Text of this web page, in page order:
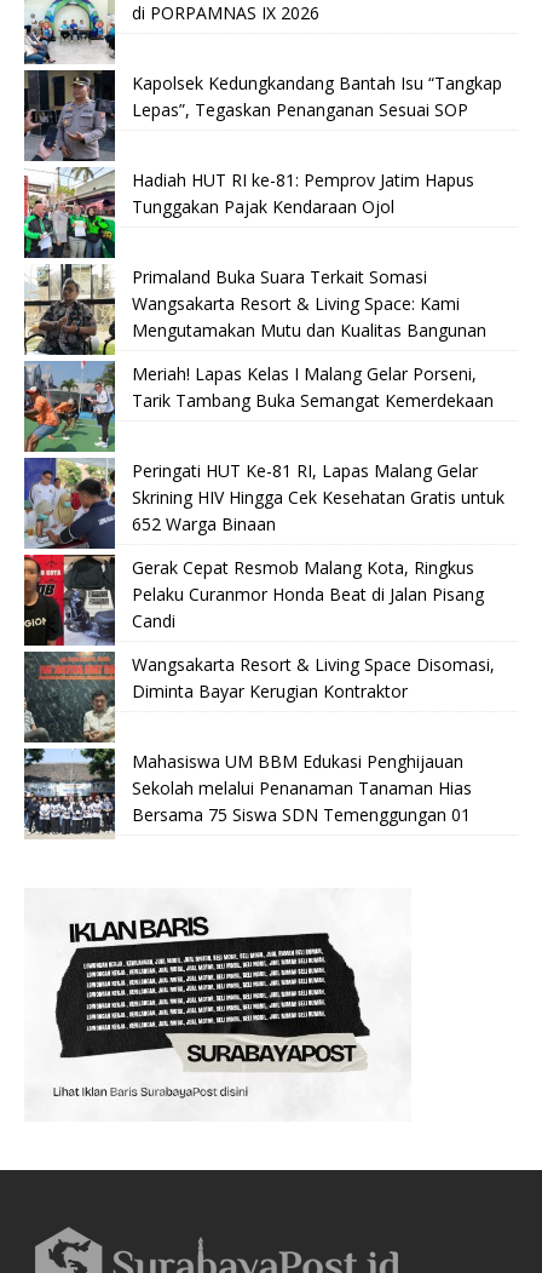
di PORPAMNAS IX 2026
Kapolsek Kedungkandang Bantah Isu “Tangkap
Lepas”, Tegaskan Penanganan Sesuai SOP
Hadiah HUT RI ke-81: Pemprov Jatim Hapus
Tunggakan Pajak Kendaraan Ojol
Primaland Buka Suara Terkait Somasi
Wangsakarta Resort & Living Space: Kami
Mengutamakan Mutu dan Kualitas Bangunan
Meriah! Lapas Kelas I Malang Gelar Porseni,
Tarik Tambang Buka Semangat Kemerdekaan
Peringati HUT Ke-81 RI, Lapas Malang Gelar
Skrining HIV Hingga Cek Kesehatan Gratis untuk
652 Warga Binaan
Gerak Cepat Resmob Malang Kota, Ringkus
Pelaku Curanmor Honda Beat di Jalan Pisang
Candi
Wangsakarta Resort & Living Space Disomasi,
Diminta Bayar Kerugian Kontraktor
Mahasiswa UM BBM Edukasi Penghijauan
Sekolah melalui Penanaman Tanaman Hias
Bersama 75 Siswa SDN Temenggungan 01